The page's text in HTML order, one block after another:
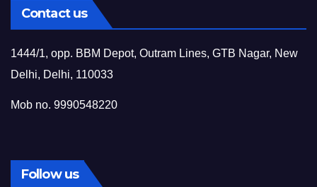
Contact us
1444/1, opp. BBM Depot, Outram Lines, GTB Nagar, New
Delhi, Delhi, 110033
Mob no. 9990548220
Follow us